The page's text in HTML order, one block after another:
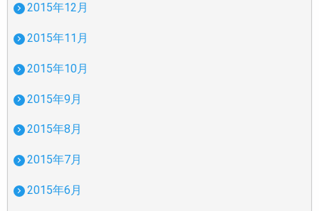
2015年12月
2015年11月
2015年10月
2015年9月
2015年8月
2015年7月
2015年6月